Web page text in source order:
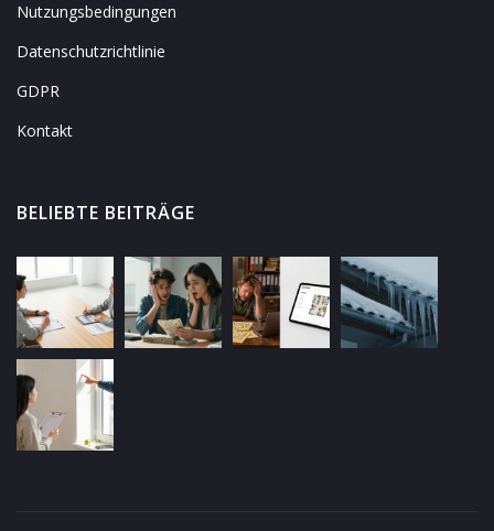
Nutzungsbedingungen
Datenschutzrichtlinie
GDPR
Kontakt
BELIEBTE BEITRÄGE